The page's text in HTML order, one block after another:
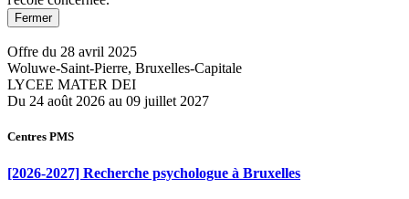
Fermer
Offre du 28 avril 2025
Woluwe-Saint-Pierre, Bruxelles-Capitale
LYCEE MATER DEI
Du 24 août 2026 au 09 juillet 2027
Centres PMS
[2026-2027] Recherche psychologue à Bruxelles